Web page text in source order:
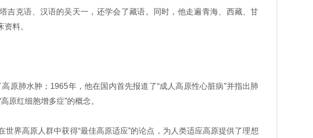
克语、汉语的吴天一，还学会了藏语。同时，他走遍青海、西藏、甘
料。
肺水肿；1965年，他在国内首先报道了“成人高原性心脏病”并指出肺
原红细胞增多症”的概念。
界高原人群中获得“最佳高原适应”的论点，为人类适应高原提供了理想